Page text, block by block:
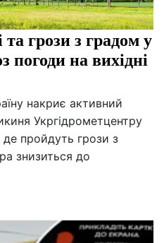
грози з градом у
погоди на вихідні
накриє активний
Укргідрометцентру
де пройдуть грози з
знизиться до